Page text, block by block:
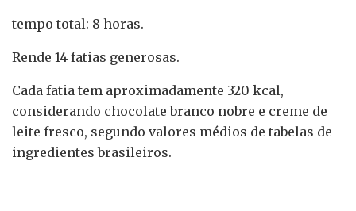
tempo total: 8 horas.
Rende 14 fatias generosas.
Cada fatia tem aproximadamente 320 kcal,
considerando chocolate branco nobre e creme de
leite fresco, segundo valores médios de tabelas de
ingredientes brasileiros.